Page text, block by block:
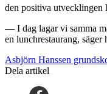
den positiva utvecklingen
— I dag lagar vi samma
en lunchrestaurang, säger
Asbjörn Hanssen
Dela artikel